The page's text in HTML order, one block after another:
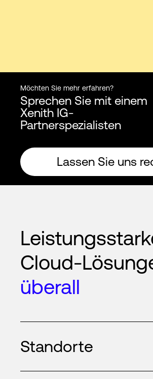
Möchten Sie mehr erfahren?
Sprechen Sie mit einem
Xenith IG-
Partnerspezialisten
Lassen Sie uns
Cloud-
überall
Standorte